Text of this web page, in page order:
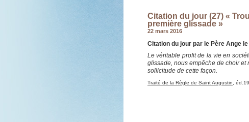
Citation du jour (27) «
première glissade »
22 mars 2016
Citation du jour par le Père Ange
Le véritable profit de la vie en
glissade, nous empêche de choir
sollicitude de cette façon.
Traité de la Règle de Saint Augustin ,